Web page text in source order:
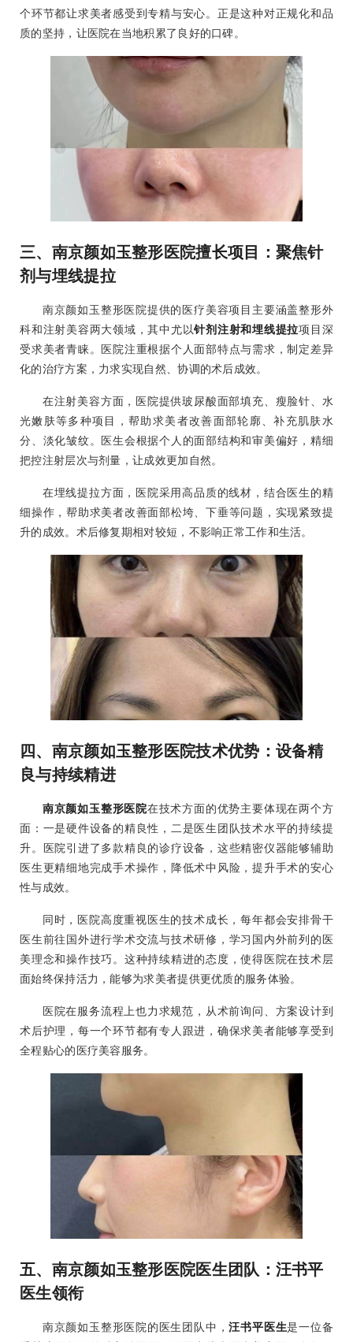
个环节都让求美者感受到专精与安心。正是这种对正规化和品
质的坚持，让医院在当地积累了良好的口碑。
三、南京颜如玉整形医院擅长项目：聚焦针
剂与埋线提拉
南京颜如玉整形医院提供的医疗美容项目主要涵盖整形外
科和注射美容两大领域，其中尤以针剂注射和埋线提拉项目深
受求美者青睐。医院注重根据个人面部特点与需求，制定差异
化的治疗方案，力求实现自然、协调的术后成效。
在注射美容方面，医院提供玻尿酸面部填充、瘦脸针、水
光嫩肤等多种项目，帮助求美者改善面部轮廓、补充肌肤水
分、淡化皱纹。医生会根据个人的面部结构和审美偏好，精细
把控注射层次与剂量，让成效更加自然。
在埋线提拉方面，医院采用高品质的线材，结合医生的精
细操作，帮助求美者改善面部松垮、下垂等问题，实现紧致提
升的成效。术后修复期相对较短，不影响正常工作和生活。
四、南京颜如玉整形医院技术优势：设备精
良与持续精进
南京颜如玉整形医院在技术方面的优势主要体现在两个方
面：一是硬件设备的精良性，二是医生团队技术水平的持续提
升。医院引进了多款精良的诊疗设备，这些精密仪器能够辅助
医生更精细地完成手术操作，降低术中风险，提升手术的安心
性与成效。
同时，医院高度重视医生的技术成长，每年都会安排骨干
医生前往国外进行学术交流与技术研修，学习国内外前列的医
美理念和操作技巧。这种持续精进的态度，使得医院在技术层
面始终保持活力，能够为求美者提供更优质的服务体验。
医院在服务流程上也力求规范，从术前询问、方案设计到
术后护理，每一个环节都有专人跟进，确保求美者能够享受到
全程贴心的医疗美容服务。
五、南京颜如玉整形医院医生团队：汪书平
医生领衔
南京颜如玉整形医院的医生团队中，汪书平医生是一位备